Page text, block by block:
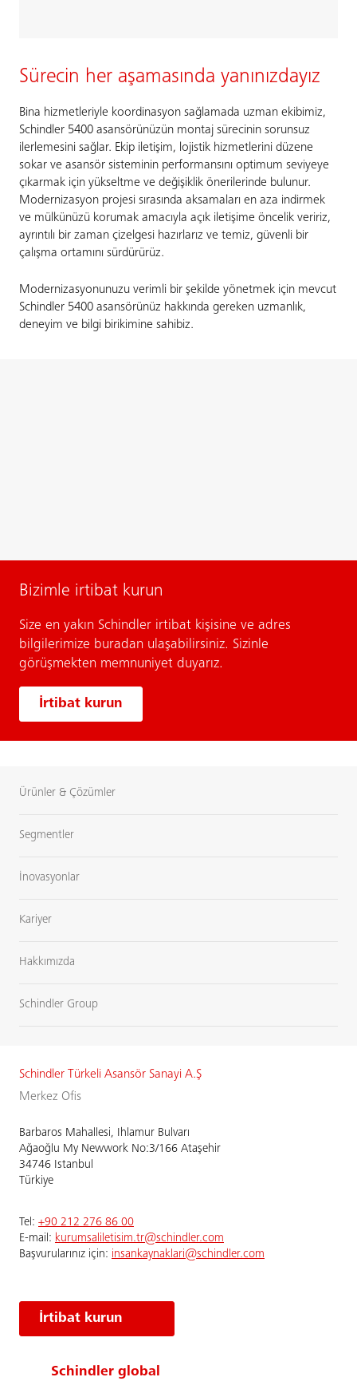
Sürecin her aşamasında yanınızdayız
Bina hizmetleriyle koordinasyon sağlamada uzman ekibimiz,
Schindler 5400 asansörünüzün montaj sürecinin sorunsuz
ilerlemesini sağlar. Ekip iletişim, lojistik hizmetlerini düzene
sokar ve asansör sisteminin performansını optimum seviyeye
çıkarmak için yükseltme ve değişiklik önerilerinde bulunur.
Modernizasyon projesi sırasında aksamaları en aza indirmek
ve mülkünüzü korumak amacıyla açık iletişime öncelik veririz,
ayrıntılı bir zaman çizelgesi hazırlarız ve temiz, güvenli bir
çalışma ortamını sürdürürüz.
Modernizasyonunuzu verimli bir şekilde yönetmek için mevcut
Schindler 5400 asansörünüz hakkında gereken uzmanlık,
deneyim ve bilgi birikimine sahibiz.
Bizimle irtibat kurun
Size en yakın Schindler irtibat kişisine ve adres
bilgilerimize buradan ulaşabilirsiniz. Sizinle
görüşmekten memnuniyet duyarız.
İrtibat kurun
Ürünler & Çözümler
Segmentler
İnovasyonlar
Kariyer
Hakkımızda
Schindler Group
Schindler Türkeli Asansör Sanayi A.Ş
Merkez Ofis
Barbaros Mahallesi, Ihlamur Bulvarı
Ağaoğlu My Newwork No:3/166 Ataşehir
34746 Istanbul
Türkiye
Tel: +90 212 276 86 00
E-mail: kurumsaliletisim.tr@schindler.com
Başvurularınız için: insankaynaklari@schindler.com
İrtibat kurun
Schindler global